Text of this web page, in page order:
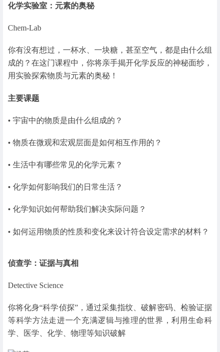
化学实验室：元素的奥秘
Chem-Lab
你有没有想过，一杯水、一块糖，甚至空气，都是由什么组
成的？在这门课程中，你将亲手揭开化学反应的神秘面纱，
用实验探索物质与元素的奥秘！
主要课题
• 宇宙中的物质是由什么组成的？
• 物质在微观和宏观层面是如何相互作用的？
• 生活中有哪些常见的化学元素？
• 化学如何影响我们的日常生活？
• 化学知识如何帮助我们解决实际问题？
• 如何运用物质的性质和变化来设计符合设定需求的材料？
侦查学：证据与真相
Detective Science
你将化身“科学侦探”，通过采集指纹、破解密码、检验证据
等科学方法走进一个充满逻辑与推理的世界，利用生命科
学、医学、化学、物理等知识破解